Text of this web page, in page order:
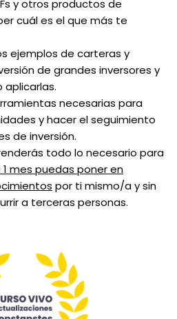
y otros productos de
cuál es el que más te
ejemplos de carteras y
de grandes inversores y
necesarias para
y hacer el seguimiento
de inversión.
todo lo necesario para
mes puedas poner en
por ti mismo/a y sin
a terceras personas.